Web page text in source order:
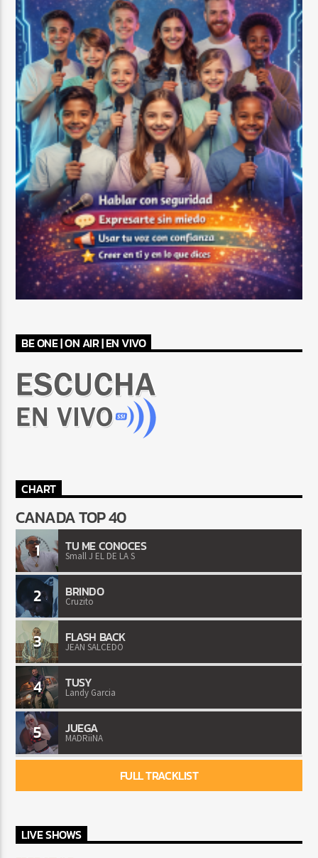
BE ONE | ON AIR | EN VIVO
CHART
CANADA TOP 40
1 TU ME CONOCES
Small J EL DE LA S
2 BRINDO
Cruzito
3 FLASH BACK
JEAN SALCEDO
4 TUSY
Landy Garcia
5 JUEGA
MADRiiNA
FULL TRACKLIST
LIVE SHOWS